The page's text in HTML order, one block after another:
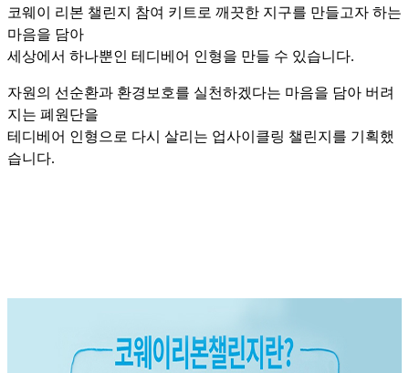
코웨이 리본 챌린지 참여 키트로 깨끗한 지구를 만들고자 하는
마음을 담아
세상에서 하나뿐인 테디베어 인형을 만들 수 있습니다.
자원의 선순환과 환경보호를 실천하겠다는 마음을 담아 버려
지는 폐원단을
테디베어 인형으로 다시 살리는 업사이클링 챌린지를 기획했
습니다.